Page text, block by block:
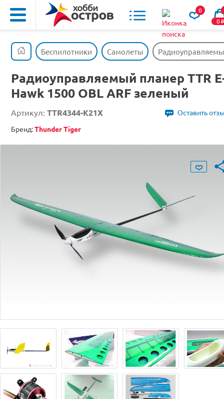
0
0o
Беспилотники Самолеты
Радиоуправляемый планер TTR
Hawk 1500 OBL ARF зеленый
Артикул: TTR4344-K21X
Оставить
Бренд:Thunder Tiger